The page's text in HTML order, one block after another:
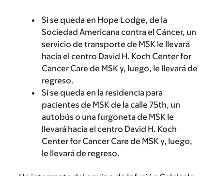
Si se queda en Hope Lodge, de la
Sociedad Americana contra el Cáncer, un
servicio de transporte de MSK le llevará
hacia el centro David H. Koch Center for
Cancer Care de MSK y, luego, le llevará de
regreso.
Si se queda en la residencia para
pacientes de MSK de la calle 75th, un
autobús o una furgoneta de MSK le
llevará hacia el centro David H. Koch
Center for Cancer Care de MSK y, luego,
le llevará de regreso.